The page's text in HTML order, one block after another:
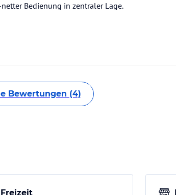
Bedienung in zentraler Lage.
Bewertungen (4)